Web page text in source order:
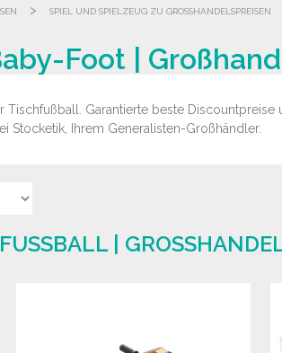
> SPIEL UND SPIELZEUG ZU GROSSHANDELSPREISEN
Foot |
Tischfußball. Garantierte beste
Stocketik, Ihrem Generalisten-Großhändler.
|